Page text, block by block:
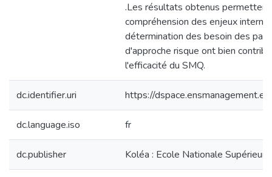
.Les résultats obtenus
compréhension des enjeux
détermination des besoin des
d'approche risque ont bien
l'efficacité du SMQ.
dc.identifier.uri https://
dc.language.iso fr
dc.publisher Koléa : Ecole Nationale